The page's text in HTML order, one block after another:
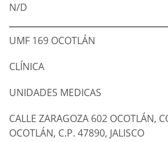
N/D
UMF 169 OCOTLÁN
CLÍNICA
UNIDADES MEDICAS
CALLE ZARAGOZA 602 OCOTLÁN,
OCOTLÁN, C.P. 47890, JALISCO